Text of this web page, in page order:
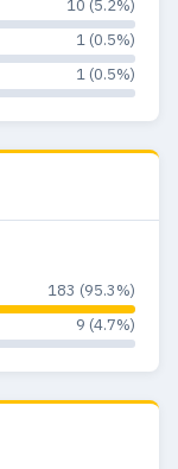
10 (5.2%)
1 (0.5%)
1 (0.5%)
183 (95.3%)
9 (4.7%)